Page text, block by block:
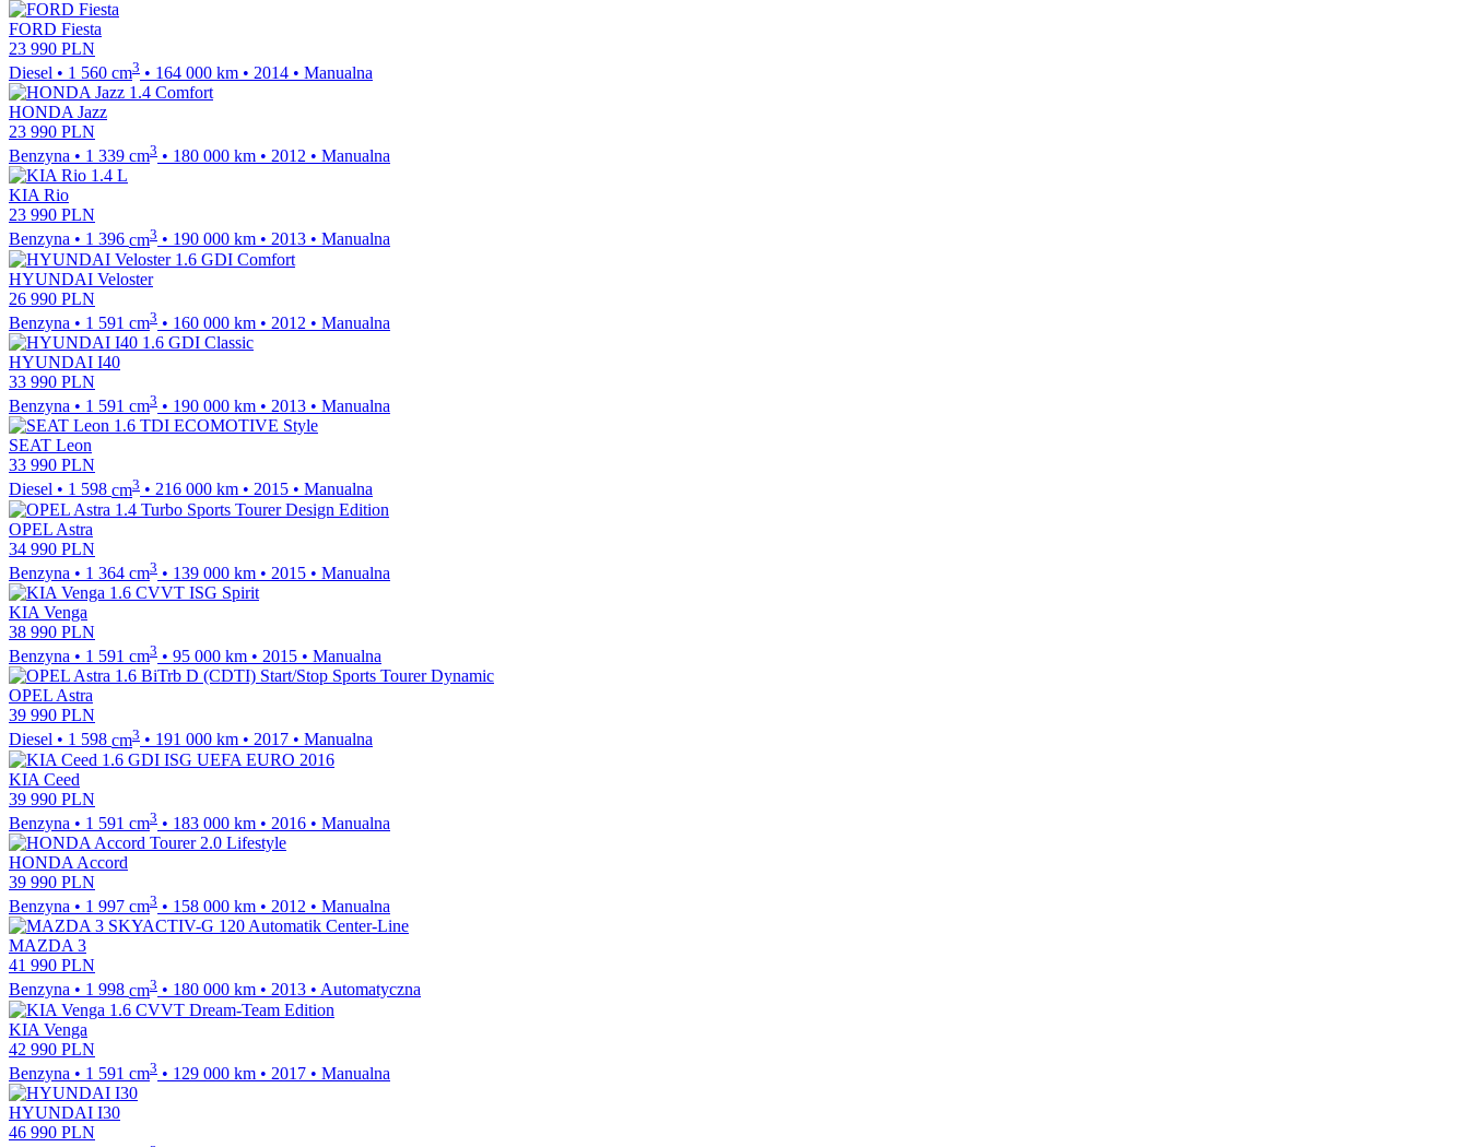
FORD Fiesta
23 990 PLN
Diesel • 1 560 cm3 • 164 000 km • 2014 • Manualna
HONDA Jazz
23 990 PLN
Benzyna • 1 339 cm3 • 180 000 km • 2012 • Manualna
KIA Rio
23 990 PLN
Benzyna • 1 396 cm3 • 190 000 km • 2013 • Manualna
HYUNDAI Veloster
26 990 PLN
Benzyna • 1 591 cm3 • 160 000 km • 2012 • Manualna
HYUNDAI I40
33 990 PLN
Benzyna • 1 591 cm3 • 190 000 km • 2013 • Manualna
SEAT Leon
33 990 PLN
Diesel • 1 598 cm3 • 216 000 km • 2015 • Manualna
OPEL Astra
34 990 PLN
Benzyna • 1 364 cm3 • 139 000 km • 2015 • Manualna
KIA Venga
38 990 PLN
Benzyna • 1 591 cm3 • 95 000 km • 2015 • Manualna
OPEL Astra
39 990 PLN
Diesel • 1 598 cm3 • 191 000 km • 2017 • Manualna
KIA Ceed
39 990 PLN
Benzyna • 1 591 cm3 • 183 000 km • 2016 • Manualna
HONDA Accord
39 990 PLN
Benzyna • 1 997 cm3 • 158 000 km • 2012 • Manualna
MAZDA 3
41 990 PLN
Benzyna • 1 998 cm3 • 180 000 km • 2013 • Automatyczna
KIA Venga
42 990 PLN
Benzyna • 1 591 cm3 • 129 000 km • 2017 • Manualna
HYUNDAI I30
46 990 PLN